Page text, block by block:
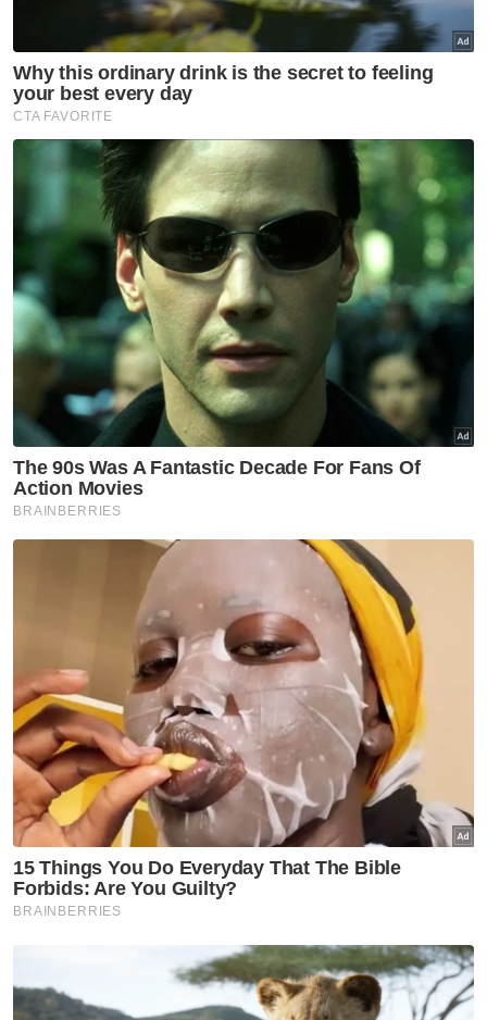
mengenai kejadian tersebut belum diperolehi
daripada pihak berkuasa termasuk polis dan
Jabatan Bomba dan Penyelamat Pulau
Pinang.
Berita Telus & Tulus menerusi E-Mel setiap
hari!
Muat turun aplikasi Sinar Harian.Klik di sini!
Pokok Tumbang
Angin Kencang
Artikel Disyorkan
Bagasi berisi bahan
menyerupai dadah, bahan
letupan: Polis buka kertas
siasatan